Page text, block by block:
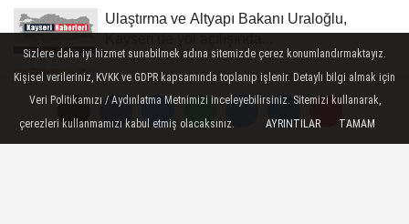
Ulaştırma ve Altyapı Bakanı Uraloğlu,
Çeyrek Altın Kaç TL? Güncel Çeyrek Altın
Fiyatı Akşam Kuru (08...
Sizlere daha iyi hizmet sunabilmek adına sitemizde çerez konumlandırmaktayız.
Kişisel verileriniz, KVKK ve GDPR kapsamında toplanıp işlenir. Detaylı bilgi almak için
Veri Politikamızı / Aydınlatma Metnimizi inceleyebilirsiniz. Sitemizi kullanarak,
çerezleri kullanmamızı kabul etmiş olacaksınız.
AYRINTILAR TAMAM